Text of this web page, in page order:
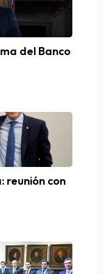
del Banco
reunión con